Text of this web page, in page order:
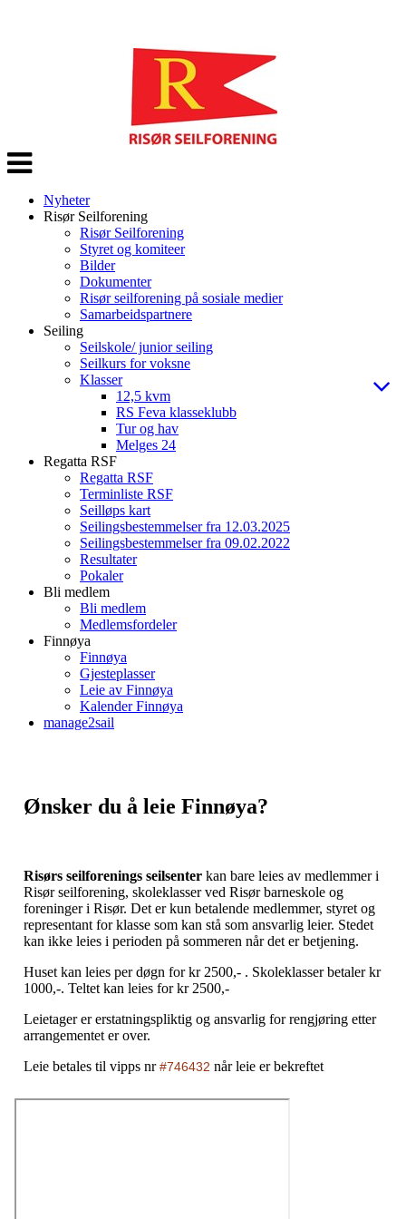
Veksle
navigasjon
Nyheter
Risør Seilforening
Risør Seilforening
Styret og komiteer
Bilder
Dokumenter
Risør seilforening på sosiale medier
Samarbeidspartnere
Seiling
Seilskole/ junior seiling
Seilkurs for voksne
Klasser
12,5 kvm
RS Feva klasseklubb
Tur og hav
Melges 24
Regatta RSF
Regatta RSF
Terminliste RSF
Seilløps kart
Seilingsbestemmelser fra 12.03.2025
Seilingsbestemmelser fra 09.02.2022
Resultater
Pokaler
Bli medlem
Bli medlem
Medlemsfordeler
Finnøya
Finnøya
Gjesteplasser
Leie av Finnøya
Kalender Finnøya
manage2sail
Ønsker du å leie Finnøya?
Risørs seilforenings seilsenter kan bare leies av medlemmer i
Risør seilforening, skoleklasser ved Risør barneskole og
foreninger i Risør. Det er kun betalende medlemmer, styret og
representant for klasse som kan stå som ansvarlig leier. Stedet
kan ikke leies i perioden på sommeren når det er betjening.
Huset kan leies per døgn for kr 2500,- . Skoleklasser betaler kr
1000,-. Teltet kan leies for kr 2500,-
Leietager er erstatningspliktig og ansvarlig for rengjøring etter
arrangementet er over.
Leie betales til vipps nr#746432 når leie er bekreftet